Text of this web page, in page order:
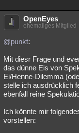
OpenEyes
ehemaliges Mitglied
@punkt:
Mit diesr Frage und
das dünne Eis von
Ei/Henne-Dilemma
stelle ich ausdrücklich
ebenfall reine
Ich könnte mir
vorstellen: